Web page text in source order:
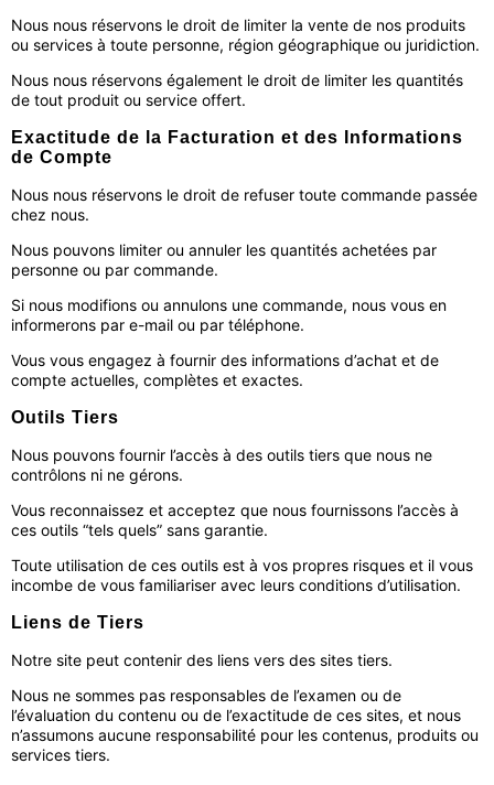
Nous nous réservons le droit de limiter la vente de nos produits
ou services à toute personne, région géographique ou juridiction.
Nous nous réservons également le droit de limiter les quantités
de tout produit ou service offert.
Exactitude de la Facturation et des Informations
de Compte
Nous nous réservons le droit de refuser toute commande passée
chez nous.
Nous pouvons limiter ou annuler les quantités achetées par
personne ou par commande.
Si nous modifions ou annulons une commande, nous vous en
informerons par e-mail ou par téléphone.
Vous vous engagez à fournir des informations d’achat et de
compte actuelles, complètes et exactes.
Outils Tiers
Nous pouvons fournir l’accès à des outils tiers que nous ne
contrôlons ni ne gérons.
Vous reconnaissez et acceptez que nous fournissons l’accès à
ces outils “tels quels” sans garantie.
Toute utilisation de ces outils est à vos propres risques et il vous
incombe de vous familiariser avec leurs conditions d’utilisation.
Liens de Tiers
Notre site peut contenir des liens vers des sites tiers.
Nous ne sommes pas responsables de l’examen ou de
l’évaluation du contenu ou de l’exactitude de ces sites, et nous
n’assumons aucune responsabilité pour les contenus, produits ou
services tiers.